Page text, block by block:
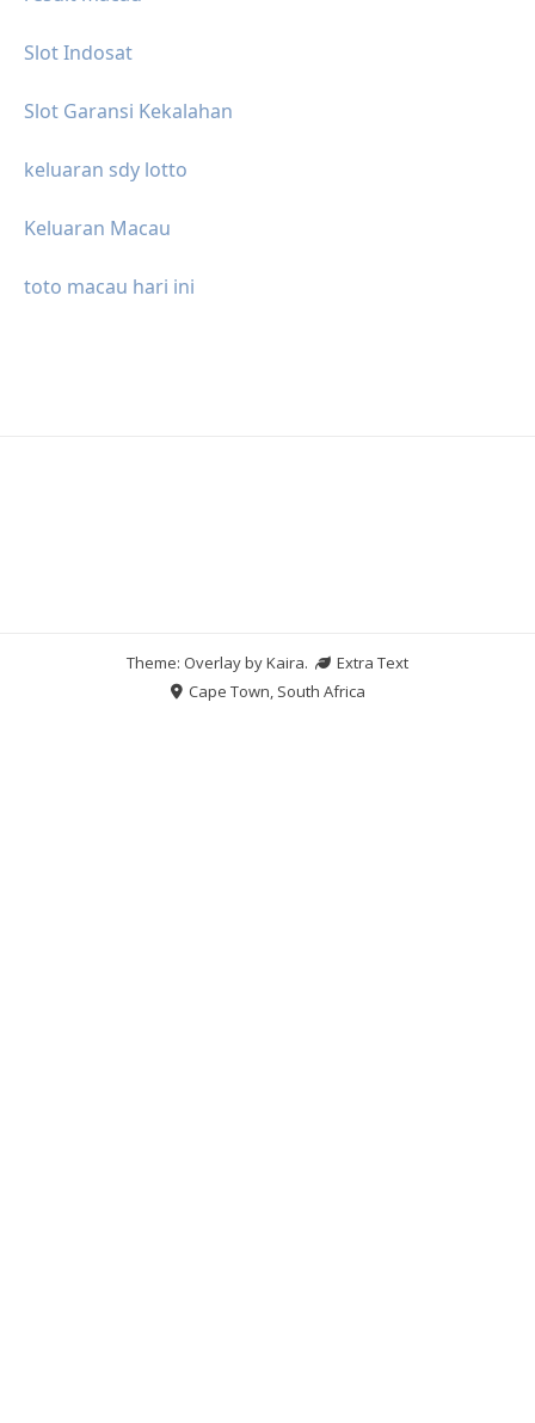
Slot Indosat
Slot Garansi Kekalahan
keluaran sdy lotto
Keluaran Macau
toto macau hari ini
Theme: Overlay byKaira.
Extra Text
Cape Town, South Africa